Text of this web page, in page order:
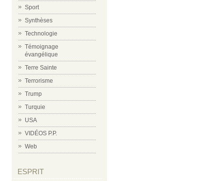
Sport
Synthèses
Technologie
Témoignage
évangélique
Terre Sainte
Terrorisme
Trump
Turquie
USA
VIDÉOS P.P.
Web
ESPRIT